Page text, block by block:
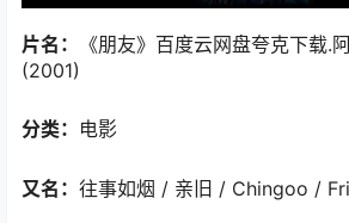
片名：
《朋友》百度云网盘夸克下载.
(2001)
分类： 电影
又名： 往事如烟 / 亲旧 / Chingoo /